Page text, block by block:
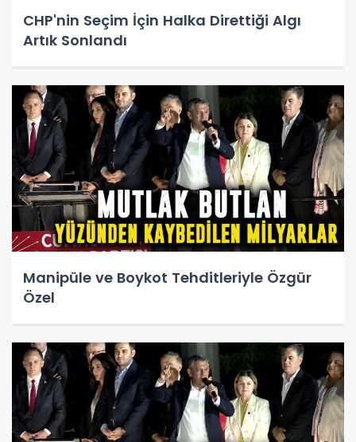
CHP'nin Seçim İçin Halka Direttiği Algı
Artık Sonlandı
Manipüle ve Boykot Tehditleriyle Özgür
Özel